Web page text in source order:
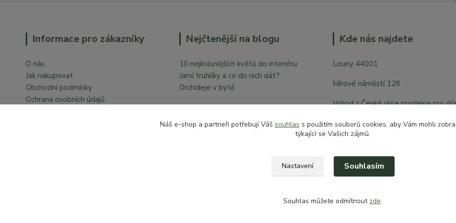
Informace pro zákazníky
O nás
Jak nakupovat
Obchodní podmínky
Ochrana osobních údajů
Nejčtenější na blogu
10 nejkrásnějších květů do interiéru
Jarní truhlíky a co do nich dát?
Orchideje v bytě
Kde nás najdete
Louny 44001
Mírové náměstí 128
Vchod z České ulice prodejna pro
Náš e-shop a partneři potřebují Váš souhlas s použitím souborů cookies, aby Vám mohli
týkající se Vašich zájmů.
Nastavení Souhlasím
Souhlas můžete odmítnout zde.